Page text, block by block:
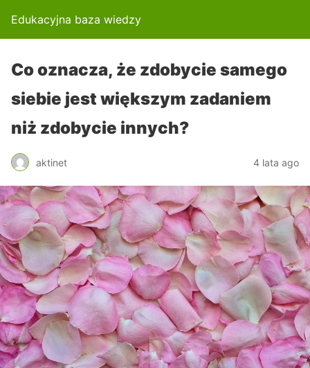
Edukacyjna baza wiedzy
Co oznacza, że zdobycie samego
siebie jest większym zadaniem
niż zdobycie innych?
aktinet 4 lata ago